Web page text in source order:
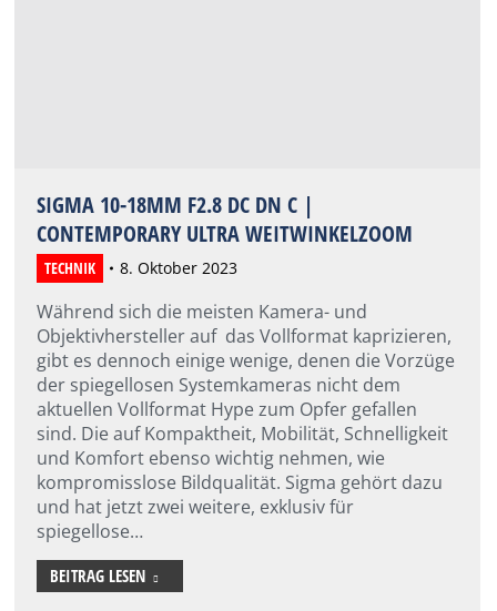
SIGMA 10-18MM F2.8 DC DN C |
CONTEMPORARY ULTRA WEITWINKELZOOM
TECHNIK 8. Oktober 2023
Während sich die meisten Kamera- und
Objektivhersteller auf das Vollformat kaprizieren,
gibt es dennoch einige wenige, denen die Vorzüge
der spiegellosen Systemkameras nicht dem
aktuellen Vollformat Hype zum Opfer gefallen
sind. Die auf Kompaktheit, Mobilität, Schnelligkeit
und Komfort ebenso wichtig nehmen, wie
kompromisslose Bildqualität. Sigma gehört dazu
und hat jetzt zwei weitere, exklusiv für
spiegellose…
BEITRAG LESEN